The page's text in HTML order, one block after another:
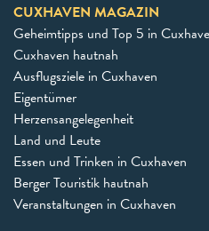
CUXHAVEN MAGAZIN
Geheimtipps und Top 5 in
Cuxhaven hautnah
Ausflugsziele in Cuxhaven
Eigentümer
Herzensangelegenheit
Land und Leute
Essen und Trinken in Cuxhaven
Berger Touristik hautnah
Veranstaltungen in Cuxhaven